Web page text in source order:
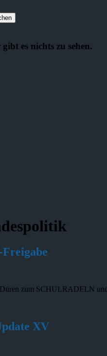
es nichts zu sehen.
zum SCHULRADELN
XV